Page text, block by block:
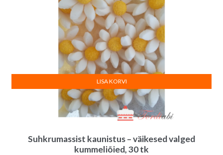
Suhkrumassist kaunistus – väikesed valged
kummeliõied, 30 tk
LISA KORVI